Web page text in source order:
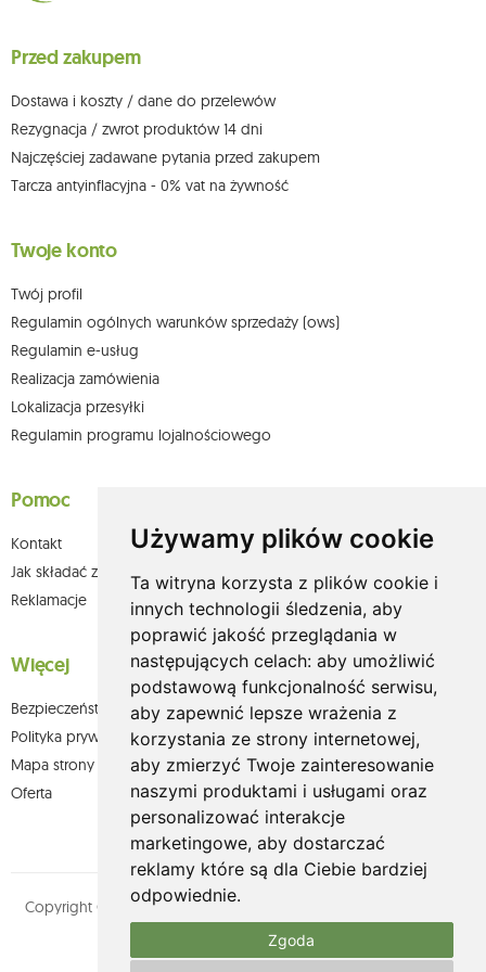
Używamy plików cookie
Ta witryna korzysta z plików cookie i
innych technologii śledzenia, aby
poprawić jakość przeglądania w
następujących celach: aby umożliwić
podstawową funkcjonalność serwisu,
aby zapewnić lepsze wrażenia z
korzystania ze strony internetowej,
aby zmierzyć Twoje zainteresowanie
naszymi produktami i usługami oraz
personalizować interakcje
marketingowe, aby dostarczać
reklamy które są dla Ciebie bardziej
odpowiednie.
Zgoda
sprzeciwu wobec przetwarzania swoich danych oraz prawo do
którego dokonano na podstawie zgody przed jej cofnięciem. W tym celu
możesz kontaktować się z działem obsługi klienta Mouton Interactive pod
Więcej informacji: www.mouton.pl/ODO
Przed zakupem
Dostawa i koszty / dane do przelewów
Rezygnacja / zwrot produktów 14 dni
Najczęściej zadawane pytania przed zakupem
Tarcza antyinflacyjna - 0% vat na żywność
Twoje konto
Twój profil
Regulamin ogólnych warunków sprzedaży (ows)
Regulamin e-usług
Realizacja zamówienia
Lokalizacja przesyłki
Regulamin programu lojalnościowego
Pomoc
Kontakt
Jak składać zamówienia w sklepie olium.pl?
Reklamacje
Więcej
Bezpieczeństwo płatności
Polityka prywatności
Mapa strony
Oferta
Copyright © olium.pl. Wszystkie prawa zastrzeżone. Designed by
MOUTON interactive